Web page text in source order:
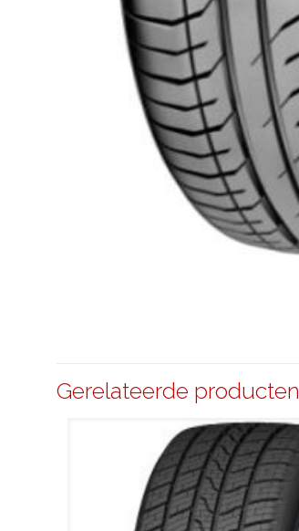
Gerelateerde producten